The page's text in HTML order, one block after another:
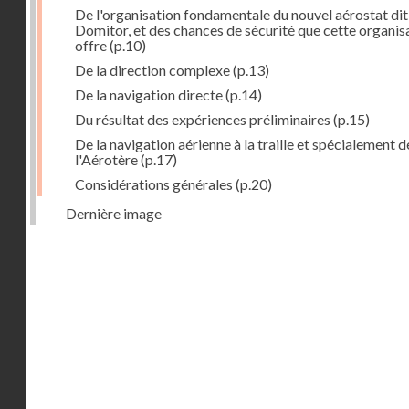
De l'organisation fondamentale du nouvel aérostat dit
Domitor, et des chances de sécurité que cette
offre(p.10)
De la direction complexe(p.13)
De la navigation directe(p.14)
Du résultat des expériences préliminaires (p.15)
De la navigation aérienne à la traille et spécialement
l'Aérotère(p.17)
Considérations générales (p.20)
Dernière image